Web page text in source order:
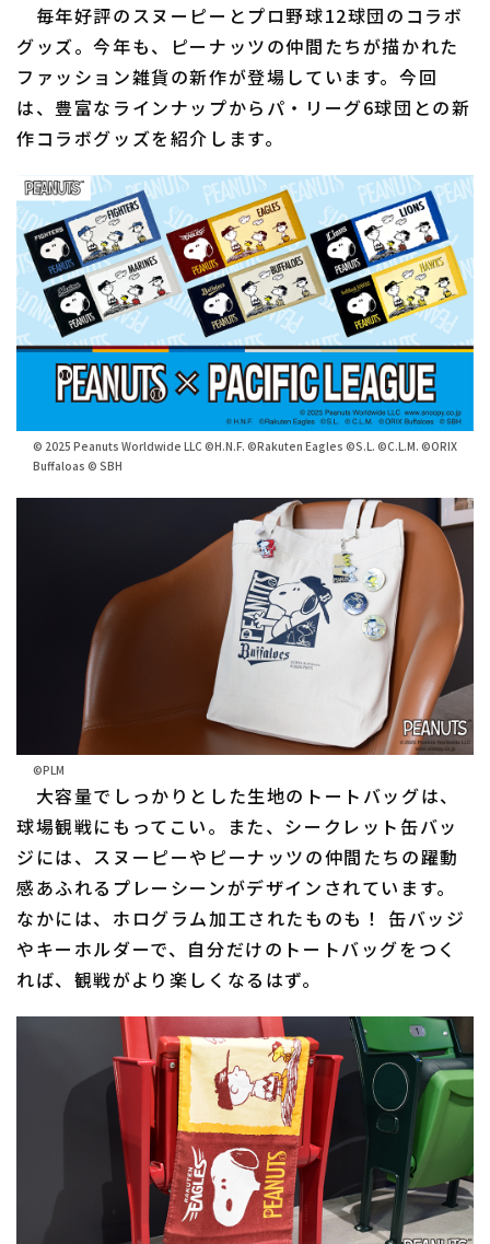
ファーム中地区
ファーム西地区
交流戦
北海道日本ハムファイターズ
東北楽天ゴールデンイーグルス
埼玉西武ライオンズ
千葉ロッテマリーンズ
オリックス・バファローズ
福岡ソフトバンクホークス
設定
プライバシーポリシー
（別ウィンドウで開く） よくある質問
特定商取引法の表示 アルバイト募集 （別ウィンドウで開く
毎年好評のスヌーピーとプロ野球12球団のコラボ
グッズ。今年も、ピーナッツの仲間たちが描かれた
ファッション雑貨の新作が登場しています。今回
は、豊富なラインナップからパ・リーグ6球団との新
作コラボグッズを紹介します。
© 2025 Peanuts Worldwide LLC ©H.N.F. ©Rakuten Eagles ©S.L. ©C.L.M. ©ORIX
Buffaloas © SBH
©PLM
大容量でしっかりとした生地のトートバッグは、
球場観戦にもってこい。また、シークレット缶バッ
ジには、スヌーピーやピーナッツの仲間たちの躍動
感あふれるプレーシーンがデザインされています。
なかには、ホログラム加工されたものも！ 缶バッジ
やキーホルダーで、自分だけのトートバッグをつく
れば、観戦がより楽しくなるはず。